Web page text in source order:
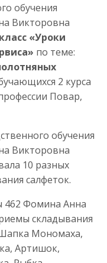
обучения
Викторовна
«Уроки
по теме:
2 курса
Повар,
обучения
Викторовна
10 разных
салфеток.
462 Фомина Анна
складывания
Мономаха,
Артишок,